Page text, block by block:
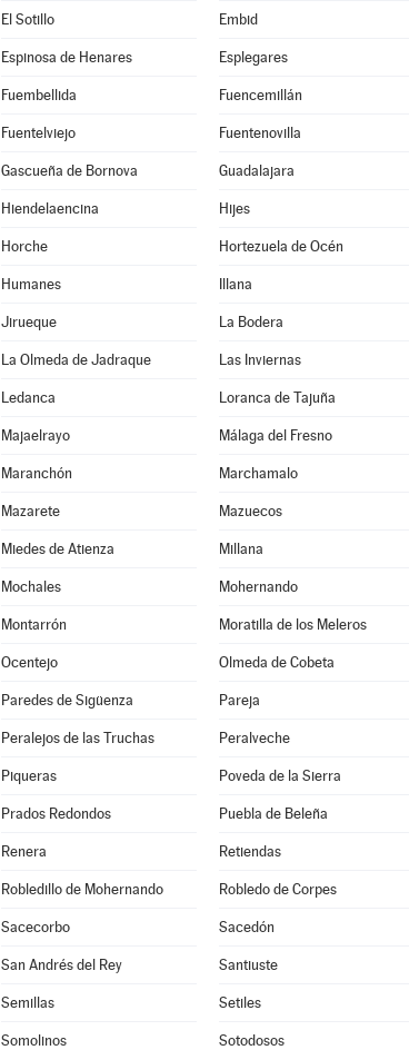
El Sotillo Embid
Espinosa de Henares Esplegares
Fuembellida Fuencemillán
Fuentelviejo Fuentenovilla
Gascueña de Bornova Guadalajara
Hiendelaencina Hijes
Horche Hortezuela de Océn
Humanes Illana
Jirueque La Bodera
La Olmeda de Jadraque Las Inviernas
Ledanca Loranca de Tajuña
Majaelrayo Málaga del Fresno
Maranchón Marchamalo
Mazarete Mazuecos
Miedes de Atienza Millana
Mochales Mohernando
Montarrón Moratilla de los Meleros
Ocentejo Olmeda de Cobeta
Paredes de Sigüenza Pareja
Peralejos de las Truchas Peralveche
Piqueras Poveda de la Sierra
Prados Redondos Puebla de Beleña
Renera Retiendas
Robledillo de Mohernando Robledo de Corpes
Sacecorbo Sacedón
San Andrés del Rey Santiuste
Semillas Setiles
Somolinos Sotodosos